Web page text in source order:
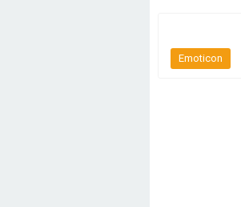
Emoticon